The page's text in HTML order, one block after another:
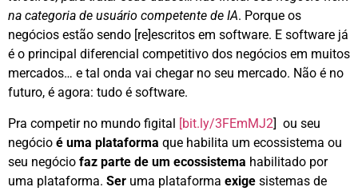
na categoria de usuário competente de IA. Porque os
negócios estão sendo [re]escritos em software. E software já
é o principal diferencial competitivo dos negócios em muitos
mercados… e tal onda vai chegar no seu mercado. Não é no
futuro, é agora: tudo é software.
Pra competir no mundo figital [bit.ly/3FEmMJ2] ou seu
negócio é uma plataforma que habilita um ecossistema ou
seu negócio faz parte de um ecossistema habilitado por
uma plataforma. Ser uma plataforma exige sistemas de